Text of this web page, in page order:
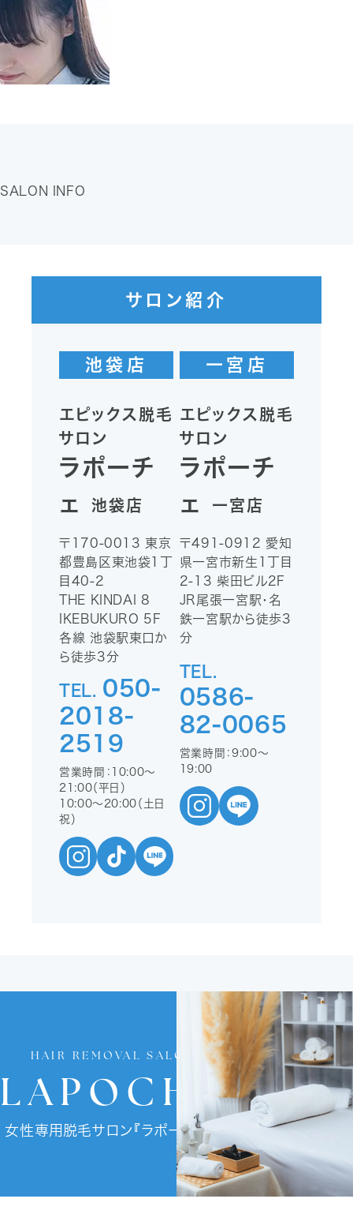
SALON INFO
サロン紹介
池袋店
エピックス脱毛
サロン
ラポーチ
ェ
池袋店
〒170-0013 東京
都豊島区東池袋1丁
目40-2
THE KINDAI 8
IKEBUKURO 5F
各線 池袋駅東口か
ら徒歩3分
TEL. 050-
2018-
2519
営業時間：10:00〜
21:00（平日）
10:00〜20:00（土日
祝）
一宮店
エピックス脱毛
サロン
ラポーチ
ェ
一宮店
〒491-0912 愛知
県一宮市新生1丁目
2-13 柴田ビル2F
JR尾張一宮駅・名
鉄一宮駅から徒歩3
分
TEL.
0586-
82-0065
営業時間：9:00〜
19:00
HAIR REMOVAL SALON
LAPOCHE
女性専用脱毛サロン『ラポーチェ』